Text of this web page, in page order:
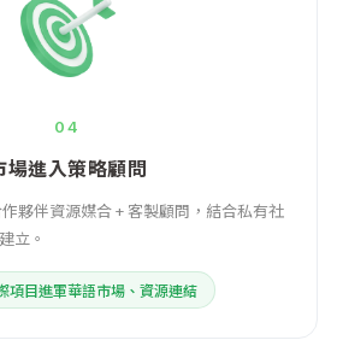
04
場進入策略顧問
夥伴資源媒合 + 客製顧問，結合私有社
立。
項目進軍華語市場、資源連結